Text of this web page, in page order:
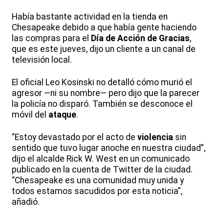
Había bastante actividad en la tienda en
Chesapeake debido a que había gente haciendo
las compras para el Día de Acción de Gracias,
que es este jueves, dijo un cliente a un canal de
televisión local.
El oficial Leo Kosinski no detalló cómo murió el
agresor —ni su nombre— pero dijo que la parecer
la policía no disparó. También se desconoce el
móvil del ataque.
“Estoy devastado por el acto de violencia sin
sentido que tuvo lugar anoche en nuestra ciudad”,
dijo el alcalde Rick W. West en un comunicado
publicado en la cuenta de Twitter de la ciudad.
“Chesapeake es una comunidad muy unida y
todos estamos sacudidos por esta noticia”,
añadió.